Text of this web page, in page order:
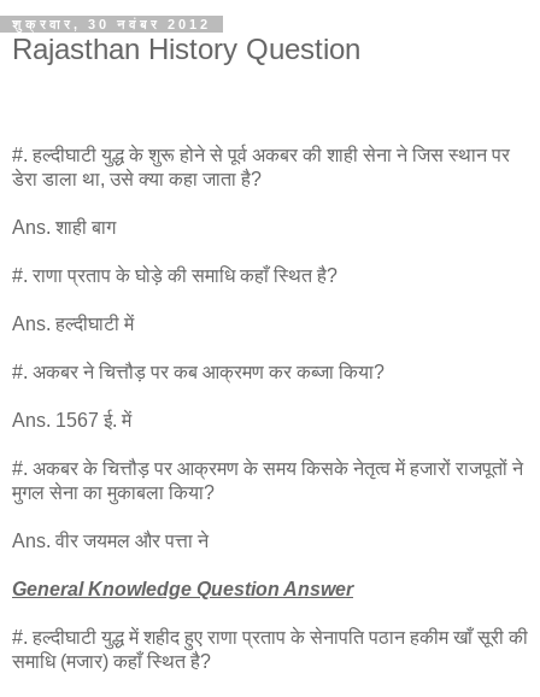
शुक्रवार, 30 नवंबर 2012
Rajasthan History Question
#. हल्दीघाटी युद्ध के शुरू होने से पूर्व अकबर की शाही सेना ने जिस स्थान पर
डेरा डाला था, उसे क्या कहा जाता है?
Ans. शाही बाग
#. राणा प्रताप के घोड़े की समाधि कहाँ स्थित है?
Ans. हल्दीघाटी में
#. अकबर ने चित्तौड़ पर कब आक्रमण कर कब्जा किया?
Ans. 1567 ई. में
#. अकबर के चित्तौड़ पर आक्रमण के समय किसके नेतृत्व में हजारों राजपूतों ने
मुगल सेना का मुकाबला किया?
Ans. वीर जयमल और पत्ता ने
General Knowledge Question Answer
#. हल्दीघाटी युद्ध में शहीद हुए राणा प्रताप के सेनापति पठान हकीम खाँ सूरी की
समाधि (मजार) कहाँ स्थित है?